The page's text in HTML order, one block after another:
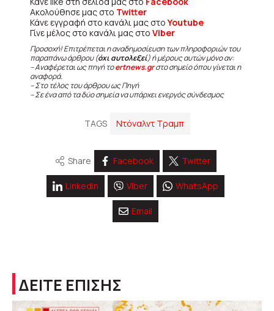
Ακολούθησε μας στο Twitter
Κάνε εγγραφή στο κανάλι μας στοYoutube
Γίνε μέλος στο κανάλι μας στο Viber
Προσοχή! Επιτρέπεται η αναδημοσίευση των πληροφοριών του
παραπάνω άρθρου (όχι αυτολεξεί) ή μέρους αυτών μόνο αν:
– Αναφέρεται ως πηγή τοertnews.grστο σημείο όπου γίνεται η
αναφορά.
– Στο τέλος του άρθρου ως Πηγή
– Σε ένα από τα δύο σημεία να υπάρχει ενεργός σύνδεσμος
TAGS Ντόναλντ Τραμπ
Share Facebook Twitter
Linkedin Viber WhatsApp
Email
ΔΕΙΤΕ ΕΠΙΣΗΣ